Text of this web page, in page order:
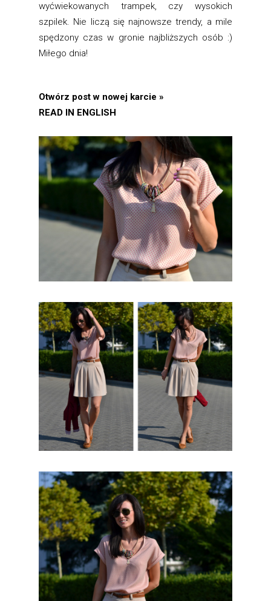
wyćwiekowanych trampek, czy wysokich
szpilek. Nie liczą się najnowsze trendy, a mile
spędzony czas w gronie najbliższych osób :)
Miłego dnia!
Otwórz post w nowej karcie »
READ IN ENGLISH